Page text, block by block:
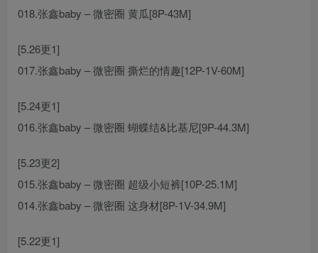
018.张鑫baby – 微密圈 黄瓜[8P-43M]
[5.26更1]
017.张鑫baby – 微密圈 撕烂的情趣[12P-1V-60M]
[5.24更1]
016.张鑫baby – 微密圈 蝴蝶结&比基尼[9P-44.3M]
[5.23更2]
015.张鑫baby – 微密圈 超级小短裤[10P-25.1M]
014.张鑫baby – 微密圈 这身材[8P-1V-34.9M]
[5.22更1]